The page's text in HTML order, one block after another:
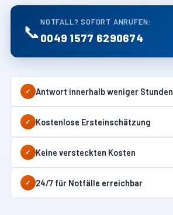
📞 NOTFALL? SOFORT ANRUFEN:
0049 1577 6290674
✓ Antwort innerhalb weniger Stunden
✓ Kostenlose Ersteinschätzung
✓ Keine versteckten Kosten
✓ 24/7 für Notfälle erreichbar